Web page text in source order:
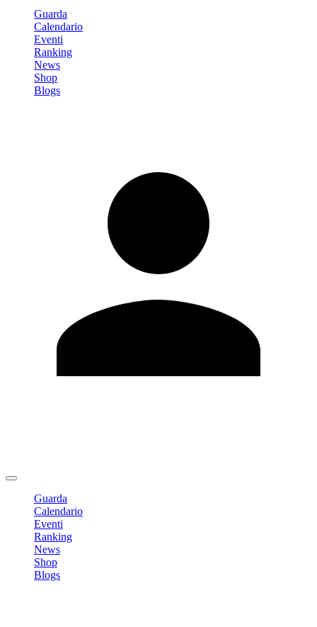
Guarda
Calendario
Eventi
Ranking
News
Shop
Blogs
Guarda
Calendario
Eventi
Ranking
News
Shop
Blogs